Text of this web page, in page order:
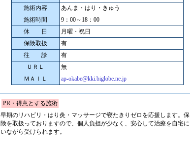
施術内容
あんま・はり・きゅう
施術時間
9：00～18：00
休 日
月曜・祝日
保険取扱
有
往 診
有
ＵＲＬ
無
ＭＡＩＬ
ap-okabe@kki.biglobe.ne.jp
PR・得意とする施術
早期のリハビリ・はり灸・マッサージで寝たきりゼロを応援します。保
険を取扱っておりますので、個人負担が少なく、安心して治療を自宅に
いながら受けられます。